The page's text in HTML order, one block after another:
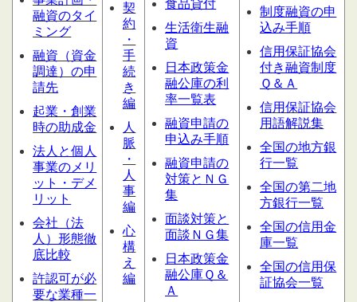
融資のタイ
ミング
融資（資金
調達）の申
請先
起業・創業
時の助成金
法人と個人
事業のメリ
ット・デメ
リット
会社（法
人）形態徹
底比較
許認可が必
要な業種一
契
約
・
手
続
き
編
人
脈
・
人
事
編
心
構
え
編
食品貸付
生活衛生融
資
日本政策金
融公庫の利
率一覧表
融資申請の
申込み手順
融資申請の
対策とＮＧ
集
面談対策と
面談ＮＧ集
日本政策金
融公庫Ｑ＆
Ａ
制度融資の申
込み手順
信用保証協会
付き融資制度
Ｑ＆Ａ
信用保証協会
用語解説集
全国の地方銀
行一覧
全国の第二地
方銀行一覧
全国の信用金
庫一覧
全国の信用保
証協会一覧